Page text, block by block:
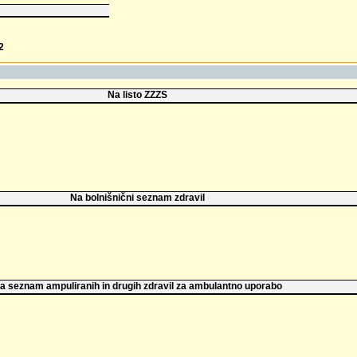
Na listo ZZZS
Na bolnišnični seznam zdravil
seznam ampuliranih in drugih zdravil za ambulantno uporabo